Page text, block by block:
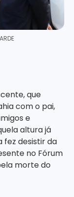
que
com o pai,
e
altura já
fez desistir da
no Fórum
morte do